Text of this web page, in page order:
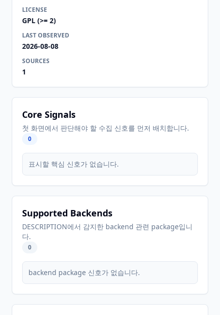
LICENSE
GPL (>= 2)
LAST OBSERVED
2026-08-08
SOURCES
1
Core Signals
첫 화면에서 판단해야 할 수집 신호를 먼저 배치합니다.
0
표시할 핵심 신호가 없습니다.
Supported Backends
DESCRIPTION에서 감지한 backend 관련 package입니
다.
0
backend package 신호가 없습니다.